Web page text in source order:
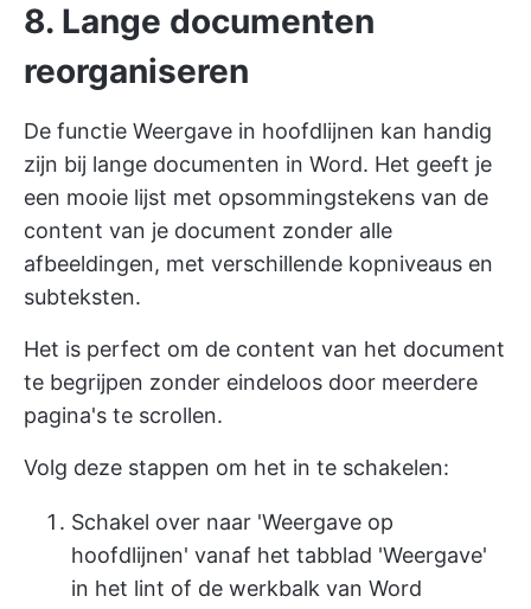
8. Lange documenten
reorganiseren
De functie Weergave in hoofdlijnen kan handig
zijn bij lange documenten in Word. Het geeft je
een mooie lijst met opsommingstekens van de
content van je document zonder alle
afbeeldingen, met verschillende kopniveaus en
subteksten.
Het is perfect om de content van het document
te begrijpen zonder eindeloos door meerdere
pagina's te scrollen.
Volg deze stappen om het in te schakelen:
Schakel over naar 'Weergave op
hoofdlijnen' vanaf het tabblad 'Weergave'
in het lint of de werkbalk van Word